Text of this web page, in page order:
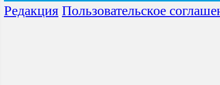
Редакция Пользовательское